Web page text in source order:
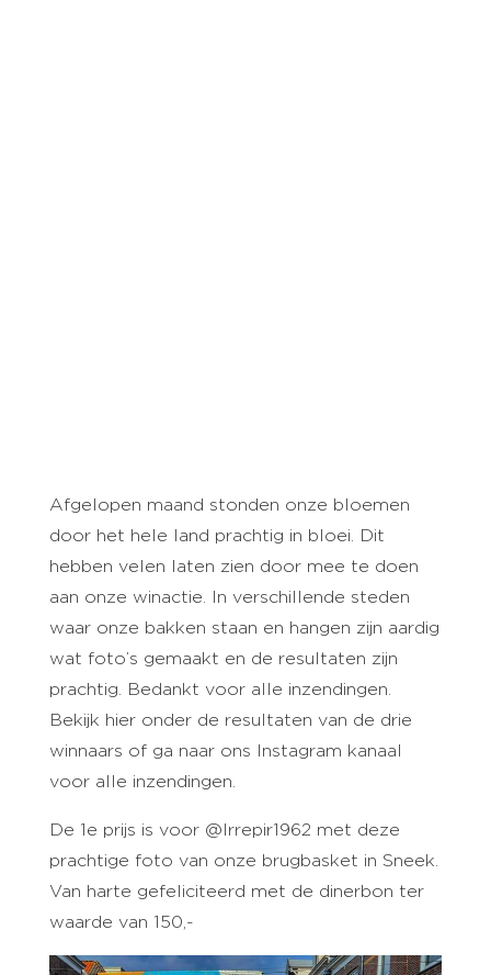
Afgelopen maand stonden onze bloemen
door het hele land prachtig in bloei. Dit
hebben velen laten zien door mee te doen
aan onze winactie. In verschillende steden
waar onze bakken staan en hangen zijn aardig
wat foto’s gemaakt en de resultaten zijn
prachtig. Bedankt voor alle inzendingen.
Bekijk hier onder de resultaten van de drie
winnaars of ga naar ons Instagram kanaal
voor alle inzendingen.
De 1e prijs is voor @Irrepir1962 met deze
prachtige foto van onze brugbasket in Sneek.
Van harte gefeliciteerd met de dinerbon ter
waarde van 150,-